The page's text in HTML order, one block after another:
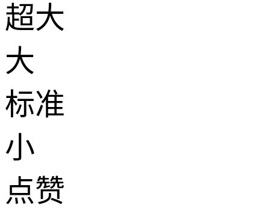
超大
大
标准
小
点赞